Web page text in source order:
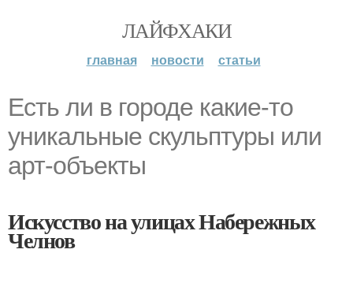
ЛАЙФХАКИ
главная новости статьи
Есть ли в городе какие-то
уникальные скульптуры или
арт-объекты
Искусство на улицах Набережных
Челнов